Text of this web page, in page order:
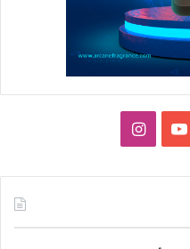
يوتيوبانستقرام